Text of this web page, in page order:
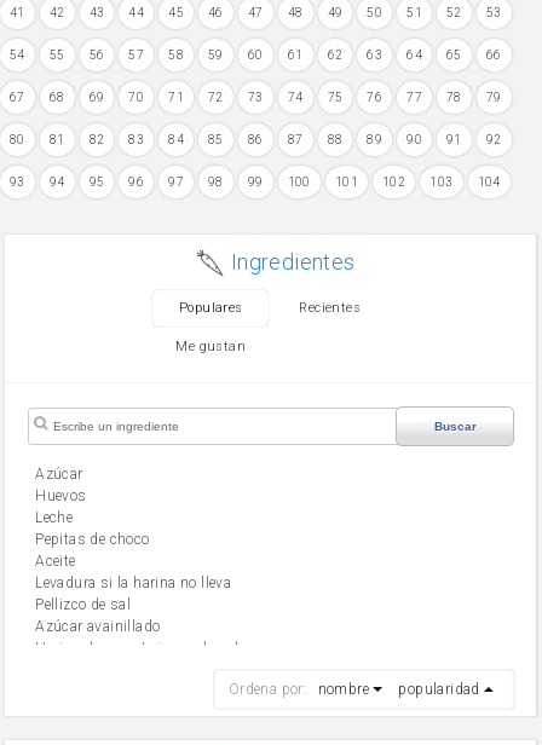
41 42 43 44 45 46 47 48 49 50 51 52 53
54 55 56 57 58 59 60 61 62 63 64 65 66
67 68 69 70 71 72 73 74 75 76 77 78 79
80 81 82 83 84 85 86 87 88 89 90 91 92
93 94 95 96 97 98 99 100 101 102 103 104
Ingredientes
Populares Recientes
Me gustan
Buscar
Azúcar
huevos
leche
Pepitas de choco
aceite
Levadura si la harina no lleva
Pellizco de sal
Azúcar avainillado
Harina de reposteria con levadura
mantequilla
Ordena por: nombre popularidad